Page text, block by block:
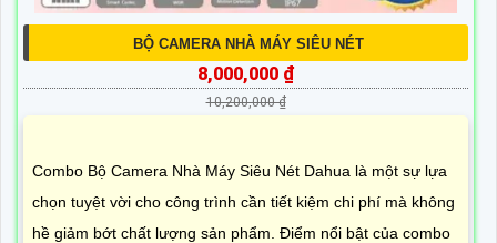
BỘ CAMERA NHÀ MÁY SIÊU NÉT
8,000,000 ₫
10,200,000 ₫
Combo Bộ Camera Nhà Máy Siêu Nét Dahua là một sự lựa
chọn tuyệt vời cho công trình cần tiết kiệm chi phí mà không
hề giảm bớt chất lượng sản phẩm. Điểm nổi bật của combo